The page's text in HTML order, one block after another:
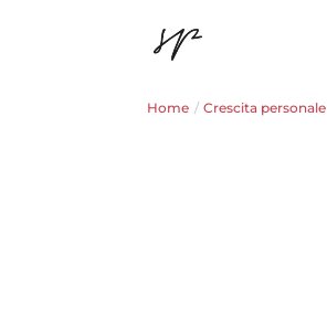
Home / Crescita personale